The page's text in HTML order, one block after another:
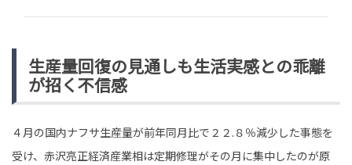
生産量回復の見通しも生活実感との乖離
が招く不信感
４月の国内ナフサ生産量が前年同月比で２２.８％減少した事態を
受け、赤沢亮正経済産業相は定期修理がその月に集中したのが原